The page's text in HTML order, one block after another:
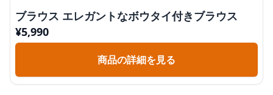
ブラウス エレガントなボウタイ付きブラウス
¥5,990
商品の詳細を見る